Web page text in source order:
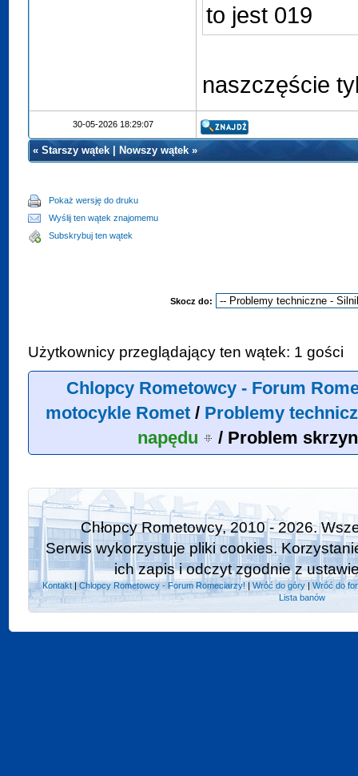
to jest 019
naszczęście
30-05-2026 18:29:07
«Starszy wątek |Nowszy wątek »
Pokaż wersję do druku
Wyślij ten wątek znajomemu
Subskrybuj ten wątek
Skocz do:
Użytkownicy przeglądający ten wątek: 1 gości
Chlopcy Rometowcy - Forum
motocykle Romet/ Problemy
napędu
/ Problem
Chłopcy Rometowcy, 2010 - 2026.
Serwis wykorzystuje pliki cookies.
ich zapis i odczyt zgodnie z
Kontakt|Chlopcy Rometowcy - Forum Romeciarzy! |Wróć do góry| Wróć do
Lista banów